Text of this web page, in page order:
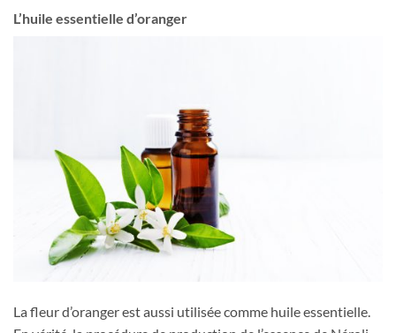
L’huile essentielle d’oranger
La fleur d’oranger est aussi utilisée comme huile essentielle.